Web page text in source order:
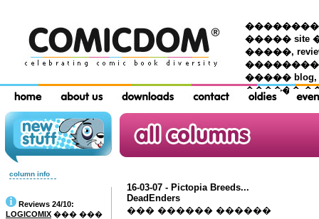
���������
����� site
�����,
����� blog,
������
column info
Reviews 24/10:
LOGICOMIX ��� ���
16-03-07 - Pictopia Breeds...
DeadEnders
��� ������ ������